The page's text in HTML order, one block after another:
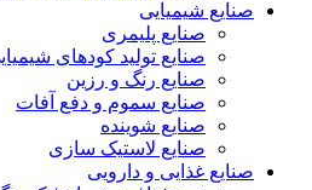
صنایع شیمیایی
صنایع پلیمری
صنایع تولید کودهای
صنایع رنگ و رزین
صنایع سموم و دفع آفات
صنایع شوینده
صنایع لاستیک سازی
صنایع غذایی و دارویی